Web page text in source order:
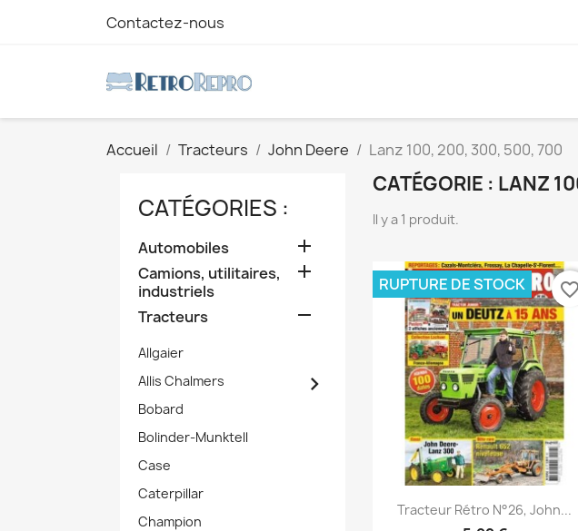
Contactez-nous
Accueil Tracteurs John Deere Lanz 100, 200, 300, 500, 700
CATÉGORIES :
Automobiles 
Camions, utilitaires,
industriels

Tracteurs 
Allgaier
Allis Chalmers

Bobard
Bolinder-Munktell
Case
Caterpillar
Champion
CATÉGORIE : LANZ
Il y a 1 produit.
Aperçu rapide
Tracteur Rétro N°26, John...
RUPTURE DE STOCK favorite_border